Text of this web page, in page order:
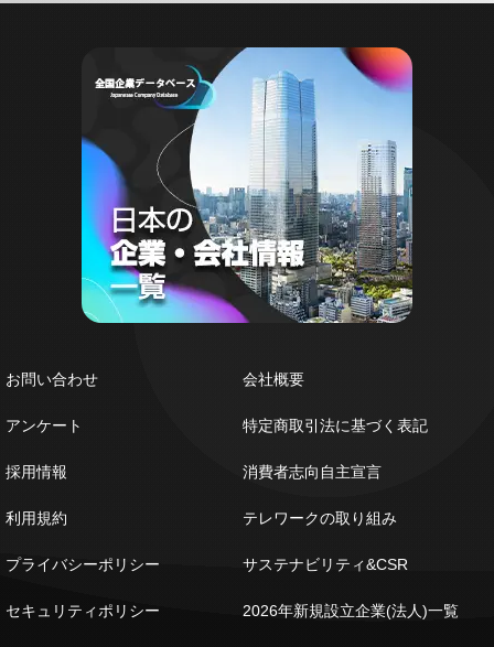
お問い合わせ
アンケート
採用情報
利用規約
プライバシーポリシー
セキュリティポリシー
会社概要
特定商取引法に基づく表記
消費者志向自主宣言
テレワークの取り組み
サステナビリティ&CSR
2026年新規設立企業(法人)一覧